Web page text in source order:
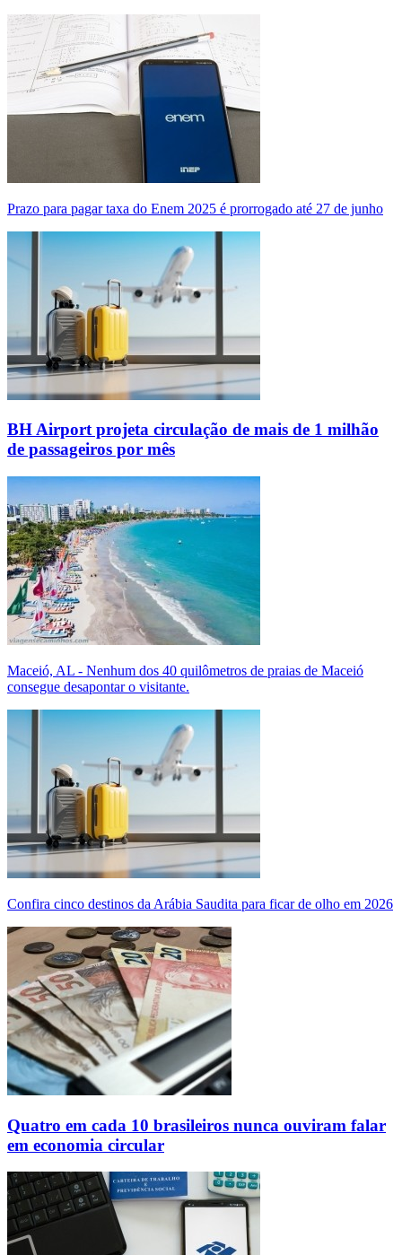
Prazo para pagar taxa do Enem 2025 é prorrogado até 27 de junho
BH Airport projeta circulação de mais de 1 milhão
de passageiros por mês
Maceió, AL - Nenhum dos 40 quilômetros de praias de Maceió
consegue desapontar o visitante.
Confira cinco destinos da Arábia Saudita para ficar de olho em 2026
Quatro em cada 10 brasileiros nunca ouviram falar
em economia circular